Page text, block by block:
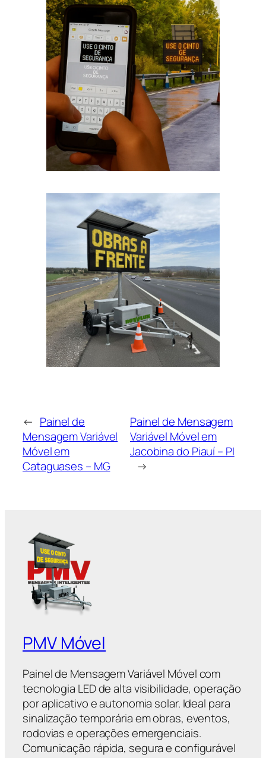
← Painel de
Mensagem Variável
Móvel em
Cataguases – MG
Painel de Mensagem
Variável Móvel em
Jacobina do Piauí – PI
→
PMV Móvel
Painel de Mensagem Variável Móvel com
tecnologia LED de alta visibilidade, operação
por aplicativo e autonomia solar. Ideal para
sinalização temporária em obras, eventos,
rodovias e operações emergenciais.
Comunicação rápida, segura e configurável